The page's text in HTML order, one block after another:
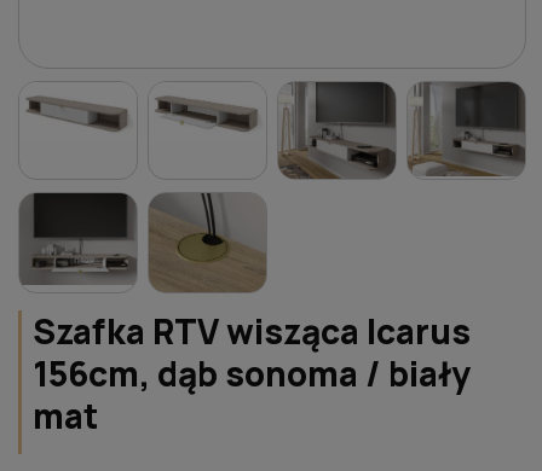
Szafka RTV wisząca Icarus
156cm, dąb sonoma / biały
mat